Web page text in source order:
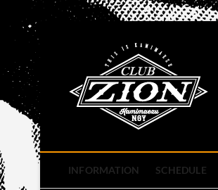
content
INFORMATION SCHEDULE